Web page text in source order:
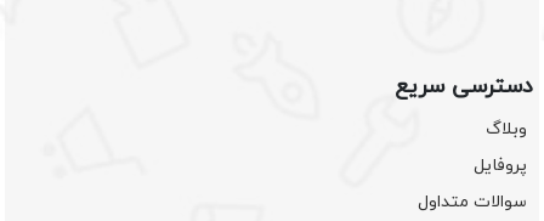
دسترسی سریع
وبلاگ
پروفایل
سوالات متداول